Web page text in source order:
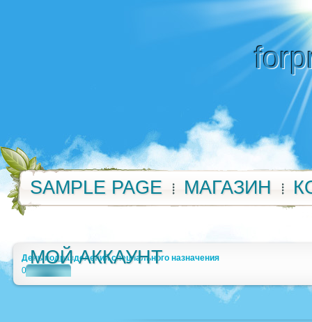
SAMPLE PAGE МАГАЗИН
МОЙ АККАУНТ
День подразделений специального назначения
0